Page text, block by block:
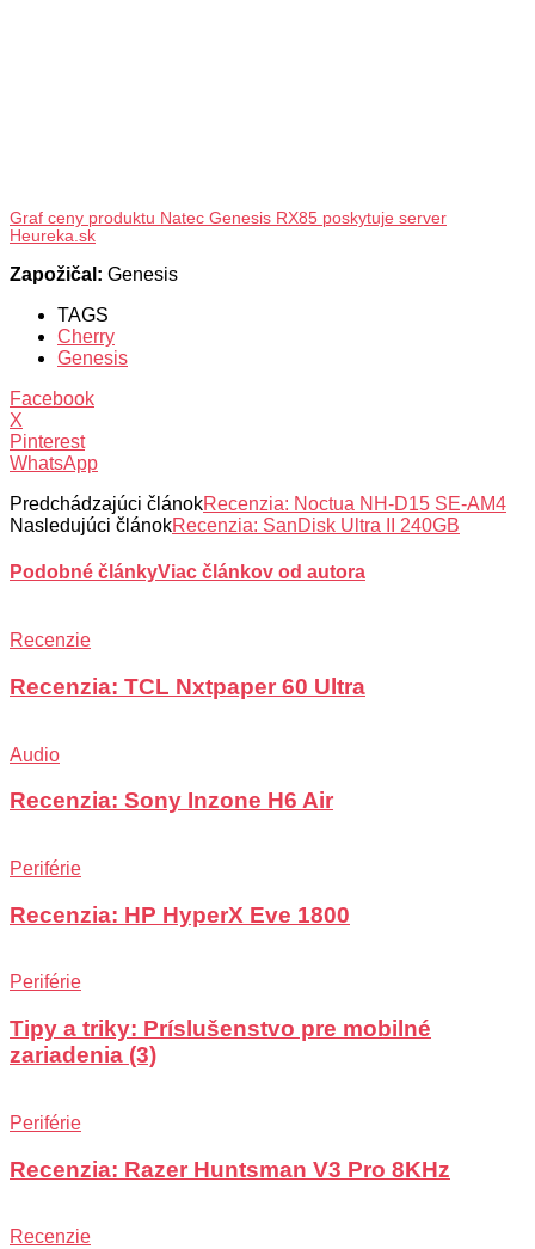
Graf ceny produktu Natec Genesis RX85 poskytuje server
Heureka.sk
Zapožičal: Genesis
TAGS
Cherry
Genesis
Facebook
X
Pinterest
WhatsApp
Predchádzajúci článokRecenzia: Noctua NH-D15 SE-AM4
Nasledujúci článokRecenzia: SanDisk Ultra II 240GB
Podobné článkyViac článkov od autora
Recenzie
Recenzia: TCL Nxtpaper 60 Ultra
Audio
Recenzia: Sony Inzone H6 Air
Periférie
Recenzia: HP HyperX Eve 1800
Periférie
Tipy a triky: Príslušenstvo pre mobilné
zariadenia (3)
Periférie
Recenzia: Razer Huntsman V3 Pro 8KHz
Recenzie